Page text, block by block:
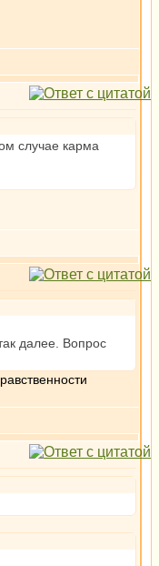
случае карма
далее. Вопрос